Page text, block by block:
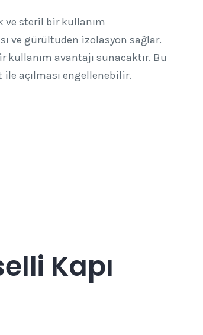
ve steril bir kullanım
ve gürültüden izolasyon sağlar.
kullanım avantajı sunacaktır. Bu
ile açılması engellenebilir.
Kapı